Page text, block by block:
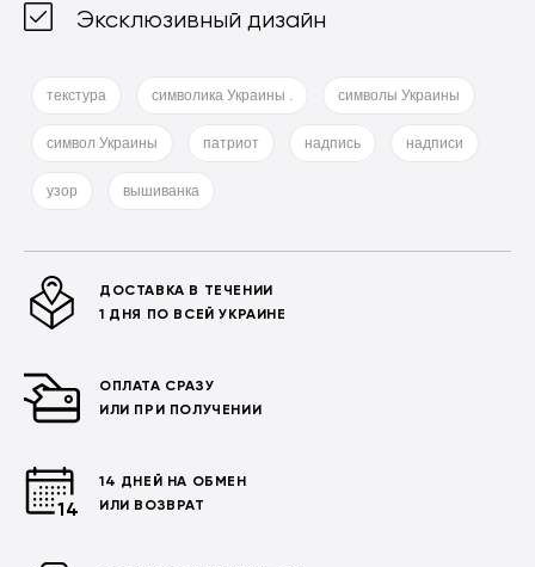
Эксклюзивный дизайн
текстура символика Украины . символы Украины
символ Украины патриот надпись надписи
узор вышиванка
ДОСТАВКА В ТЕЧЕНИИ
1 ДНЯ ПО ВСЕЙ УКРАИНЕ
ОПЛАТА СРАЗУ
ИЛИ ПРИ ПОЛУЧЕНИИ
14 ДНЕЙ НА ОБМЕН
ИЛИ ВОЗВРАТ